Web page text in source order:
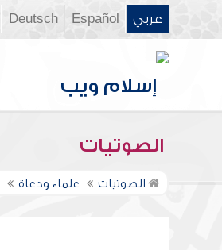
عربي Español
Deutsch
الصوتيات
الصوتيات علماء ودعاة